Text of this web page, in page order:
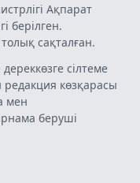
Ақпарат
берілген.
сақталған.
сілтеме
редакция көзқарасы
мен
беруші